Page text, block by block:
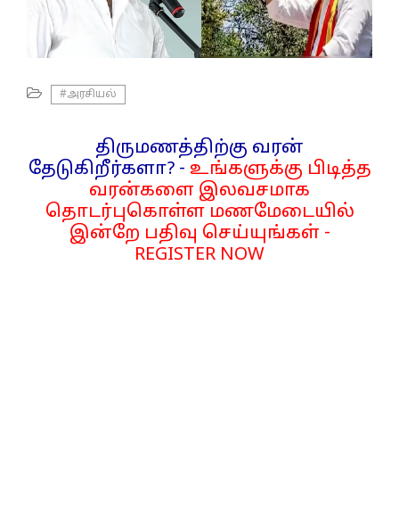
#அரசியல்
திருமணத்திற்கு வரன்
தேடுகிறீர்களா? - உங்களுக்கு பிடித்த
வரன்களை இலவசமாக
தொடர்புகொள்ள மணமேடையில்
இன்றே பதிவு செய்யுங்கள் -
REGISTER NOW